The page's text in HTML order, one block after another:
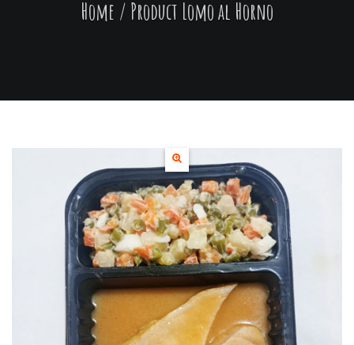
Home / Product Lomo al Horno